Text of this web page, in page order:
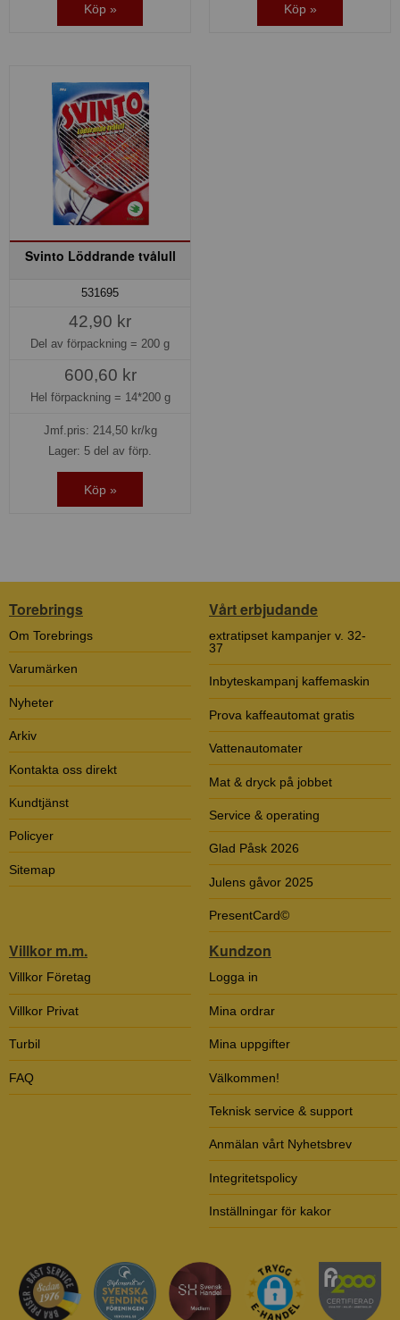
Köp » Köp »
Svinto Löddrande tvålull
531695
42,90 kr
Del av förpackning = 200 g
600,60 kr
Hel förpackning = 14*200 g
Jmf.pris: 214,50kr/kg
Lager: 5 del av förp.
Köp »
Torebrings
Om Torebrings
Varumärken
Nyheter
Arkiv
Kontakta oss direkt
Kundtjänst
Policyer
Sitemap
Vårt erbjudande
extratipset kampanjer v. 32-
37
Inbyteskampanj kaffemaskin
Prova kaffeautomat gratis
Vattenautomater
Mat & dryck på jobbet
Service & operating
Glad Påsk 2026
Julens gåvor 2025
PresentCard©
Villkor m.m.
Villkor Företag
Villkor Privat
Turbil
FAQ
Kundzon
Logga in
Mina ordrar
Mina uppgifter
Välkommen!
Teknisk service & support
Anmälan vårt Nyhetsbrev
Integritetspolicy
Inställningar för kakor